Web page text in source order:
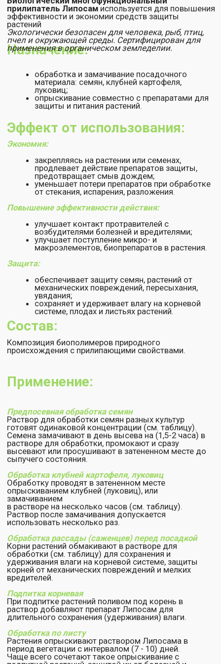
Нормы расхода:
обеспечивает защиту семян, растений от
механических повреждений, пересыхания,
увядания;
сохраняет и удерживает влагу на корневой
системе, плодах и листьях растений.
Хранение:
Меры безопасности:
Препарат Липосам нетоксичен для людей,
животных и насекомых!
При попадании препарата на кожу или в глаза
– промыть водой.
Применение:
Предпосевная обработка семян
Раствор для обработки семян разных культур
Семена замачивают в день высева на (1,5-2 часа) в
растворе для обработки, промокают и сразу
высевают или просушивают в затененном месте до
опрыскиванием клубней (луковиц), или
замачиванием
в растворе на несколько часов (см. таблицу).
Раствор после замачивания допускается
использовать несколько раз.
Обработка рассады (саженцев) перед посадкой
обработки (см. таблицу) для сохранения и
удерживания влаги на корневой системе, защиты
вредителей.
Подпитка корневая
При подпитке растений поливом под корень в
раствор добавляют препарат Липосам для
длительного сохранения (удерживания) влаги.
Обработка по листу
Растения опрыскивают раствором Липосама в
Чаще всего сочетают такое опрыскивание с
подпиткой растений, защитой их от болезней и
вредителей. При этом достигается максимальный
эффект закрепления препаратов защиты на
растениях, а также гарантируется сохранение влаги в
растениях и почве.
Липосам - прилипатель применяют в виде водного
раствора.
Нормированную дозу Липосама (см. табл.)
размешивают в воде в соотношении (1:1) до
получения однородной массы. Объем раствора
При использовании Липосама с другими препаратами
– порядок приготовления смеси следующий:
химические препараты, микроэлементы, водный
Состав:
Композиция биополимеров природного
Обработку семян, клубней картофеля, луковиц и
замачивание корней рассады (саженцев) проводить
в тени, избегая действия солнечных лучей,
опрыскивание растений – в пасмурную погоду,
утром или вечером!